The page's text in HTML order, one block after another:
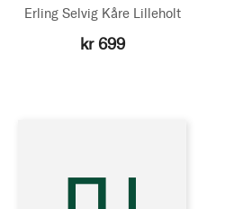
Erling Selvig Kåre Lilleholt
kr 699